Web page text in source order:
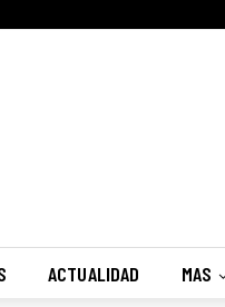
ACTUALIDAD MAS